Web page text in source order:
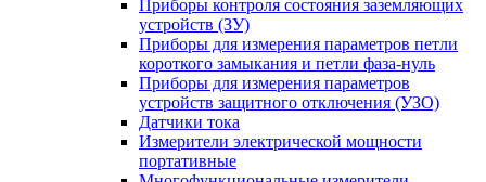
Приборы контроля состояния заземляющих
устройств (ЗУ)
Приборы для измерения параметров петли
короткого замыкания и петли фаза-нуль
Приборы для измерения параметров
устройств защитного отключения (УЗО)
Датчики тока
Измерители электрической мощности
портативные